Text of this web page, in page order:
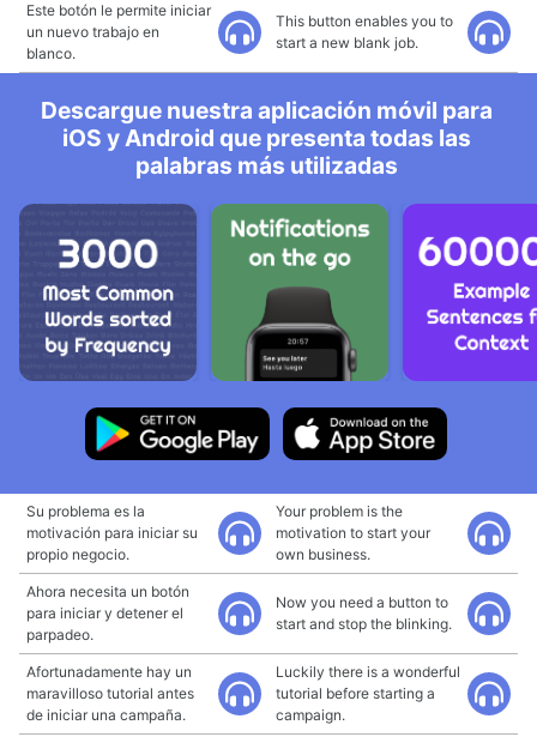
Este botón le permite iniciar
un nuevo trabajo en
blanco.
This button enables you to
start a new blank job.
Descargue nuestra aplicación móvil para
iOS y Android que presenta todas las
palabras más utilizadas
Su problema es la
motivación para iniciar su
propio negocio.
Your problem is the
motivation to start your
own business.
Ahora necesita un botón
para iniciar y detener el
parpadeo.
Now you need a button to
start and stop the blinking.
Afortunadamente hay un
maravilloso tutorial antes
de iniciar una campaña.
Luckily there is a wonderful
tutorial before starting a
campaign.